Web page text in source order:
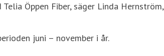
Öppen Fiber, säger Linda
juni – november i år.